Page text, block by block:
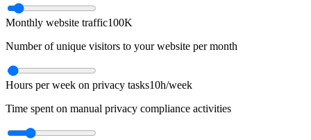
Monthly website traffic100K
Number of unique visitors to your website per month
Hours per week on privacy tasks10h/week
Time spent on manual privacy compliance activities